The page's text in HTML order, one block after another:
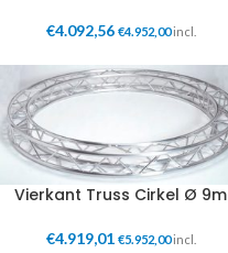
€4.092,56 €4.952,00incl.
Vierkant Truss Cirkel Ø 9m
€4.919,01 €5.952,00incl.